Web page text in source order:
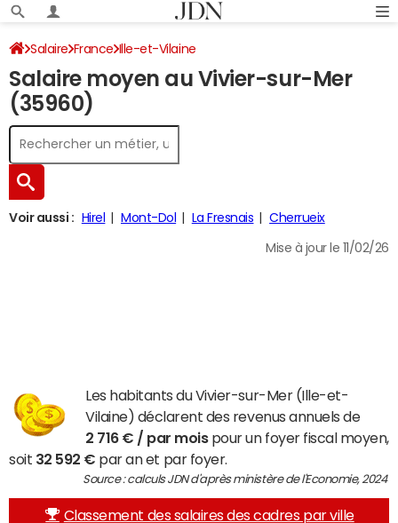
Salaire France Ille-et-Vilaine
Salaire moyen au Vivier-sur-Mer
(35960)
Voir aussi : Hirel Mont-Dol La Fresnais Cherrueix
Mise à jour le 11/02/26
Les habitants du Vivier-sur-Mer (Ille-et-
Vilaine) déclarent des revenus annuels de
2 716 € / par moispour un foyer fiscal moyen,
soit 32 592 € par an et par foyer.
Source : calculs JDN d'après ministère de l'Economie, 2024
Classement des salaires des cadres par ville